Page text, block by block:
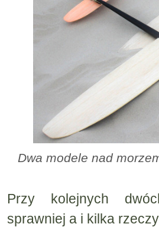
Dwa modele nad
Przy kolejnych
sprawniej a i kilka